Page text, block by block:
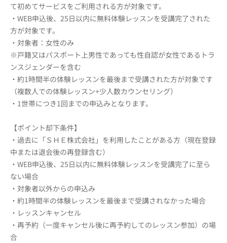
て初めてサービスをご利用される方が対象です。
・WEB申込後、25日以内に無料体験レッスンを受講完了された
方が対象です。
・対象者：女性のみ
※戸籍又はパスポート上男性であっても性自認が女性であるトラ
ンスジェンダーを含む
・約1時間半の体験レッスンを最後まで受講された方が対象です
（複数人での体験レッスン+少人数カウンセリング）
・1世帯につき1回までの申込みとなります。
【ポイント却下条件】
・過去に「ＳＨＥ株式会社」を利用したことがある方（現在登録
中または退会後の再登録含む）
・WEB申込後、25日以内に無料体験レッスンを受講完了に至ら
ない場合
・対象者以外からの申込み
・約1時間半の体験レッスンを最後まで受講されなかった場合
・レッスンキャンセル
・再予約（一度キャンセル後に再予約してのレッスン参加）の場
合